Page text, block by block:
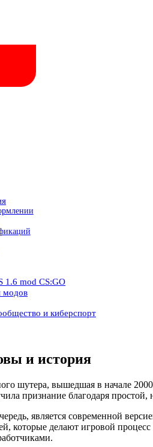
1.6 mod CS:GO
модов
и киберспорт
и история
шутера, вышедшая в начале
признание благодаря
является современной
которые делают игровой